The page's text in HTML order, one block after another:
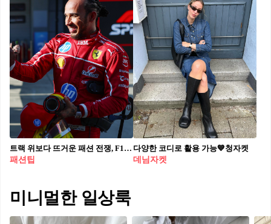
트랙 위보다 뜨거운 패션 전쟁, F1 그리드 뒷편, '패독'에서 벌어지는 스타일의 격돌 🏎️ 🏁 세계 최고 드라이버들의 경기장 밖 패션을 알아봅니다. F1 패독(Paddock)은 단순한 경기 준비 공간이 아닙니다. 여기선 세계 최고의 드라이버들이 트랙 위 속도만큼이나 강렬한 패션을 뽐냅니다. 매 시즌 한정판 스니커즈, 럭셔리 브랜드 협찬 아이템, 아티스틱 액세서리가 패독을 런웨이처럼 물들이죠. 레이스 전후 짧은 순간, 피트 건물 앞에서 포착되는 패독 피트워크 스타일들은 스트릿웨어와 럭셔리가 완벽하게 믹스 매치되는데요. 이곳에서 벌어지는 스타일 게임은 트랙 위의 300km/h 질주만큼이나 팬들의 심장을 뛰게 만듭니다. 이번 여름 휴식기가 끝나면, 팬들의 시선은 다시 네덜란드 잔드보르트 서킷으로 향합니다. 8월 29일부터 31일까지 이어질 네덜란드 그랑프리는 시즌 후반부의 서막이자, 드라이버들의 순위 경쟁이 더욱 치열해지는 분수령이 될 것으로 보이는데요. 이번엔 빠른 속도와 함께 패독에서 펼쳐질 또 한 번의 스타일 격돌을 주목해 보는 건 어떨까요?
패션팁
다양한 코디로 활용 가능💙청자켓
데님자켓
미니멀한 일상룩